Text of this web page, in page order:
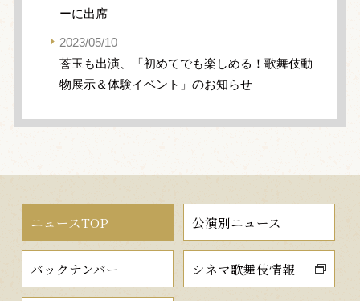
ーに出席
2023/05/10
莟玉も出演、「初めてでも楽しめる！歌舞伎動
物展示＆体験イベント」のお知らせ
ニュースTOP 公演別ニュース
バックナンバー シネマ歌舞伎情報